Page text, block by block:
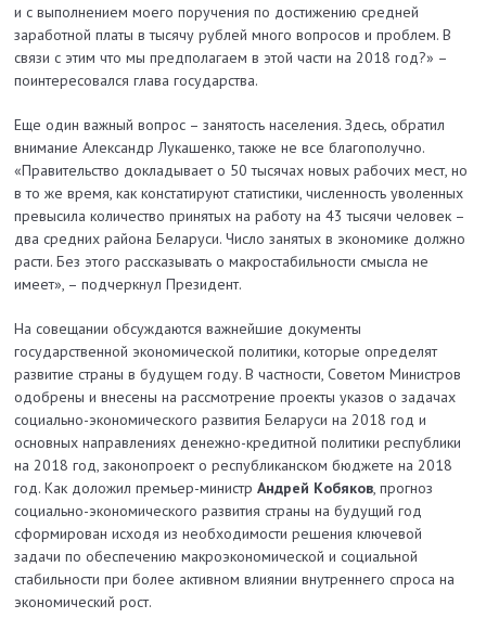
и с выполнением моего поручения по достижению средней
заработной платы в тысячу рублей много вопросов и проблем. В
связи с этим что мы предполагаем в этой части на 2018 год?» –
поинтересовался глава государства.
Еще один важный вопрос – занятость населения. Здесь, обратил
внимание Александр Лукашенко, также не все благополучно.
«Правительство докладывает о 50 тысячах новых рабочих мест, но
в то же время, как констатируют статистики, численность уволенных
превысила количество принятых на работу на 43 тысячи человек –
два средних района Беларуси. Число занятых в экономике должно
расти. Без этого рассказывать о макростабильности смысла не
имеет», – подчеркнул Президент.
На совещании обсуждаются важнейшие документы
государственной экономической политики, которые определят
развитие страны в будущем году. В частности, Советом Министров
одобрены и внесены на рассмотрение проекты указов о задачах
социально-экономического развития Беларуси на 2018 год и
основных направлениях денежно-кредитной политики республики
на 2018 год, законопроект о республиканском бюджете на 2018
год. Как доложил премьер-министр Андрей Кобяков, прогноз
социально-экономического развития страны на будущий год
сформирован исходя из необходимости решения ключевой
задачи по обеспечению макроэкономической и социальной
стабильности при более активном влиянии внутреннего спроса на
экономический рост.